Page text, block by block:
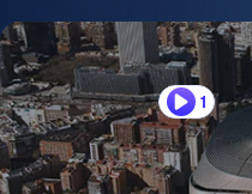
1